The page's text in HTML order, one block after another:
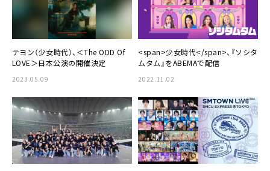
テヨン（少女時代）、＜The ODD Of
LOVE＞日本公演の開催決定
2023.05.09
<span>少女時代</span>、『ソシタ
ムタム』をABEMAで配信
2022.11.02